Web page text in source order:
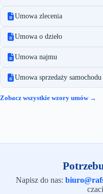
Umowa zlecenia
Umowa o dzieło
Umowa najmu
Umowa sprzedaży samochodu
Zobacz wszystkie wzory umów →
Napisz do nas: